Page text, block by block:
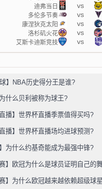
迪弗当日 vs
多伦多节奏 vs
康涅狄克太阳 vs
洛杉矶火花 vs
艾斯卡迪斯竞技 vs
】NBA历史得分王是谁?
什么贝利被称为球王?
播】世界杯直播季票值得买吗?
直播】世界杯直播场均进球预测?
】为什么约基奇能成为最强中锋?
赛】欧冠为什么是球员证明自己的
赛】为什么欧冠越来越依赖超级球